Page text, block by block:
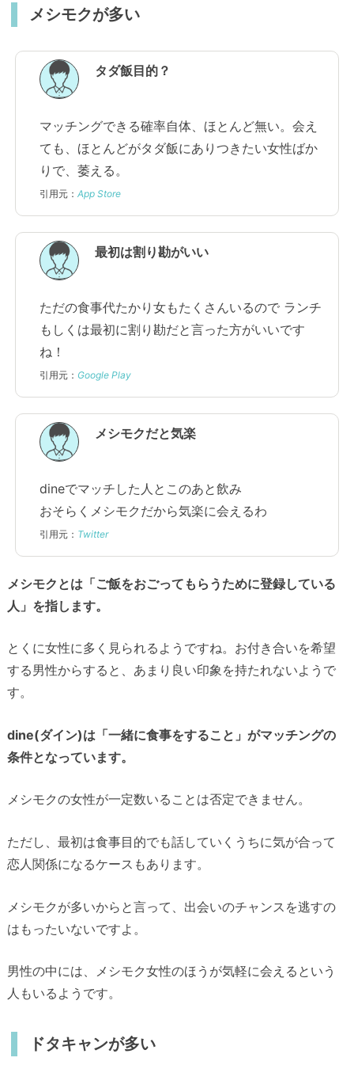
メシモクが多い
タダ飯目的？
マッチングできる確率自体、ほとんど無い。会え
ても、ほとんどがタダ飯にありつきたい女性ばか
りで、萎える。
引用元： App Store
最初は割り勘がいい
ただの食事代たかり女もたくさんいるので ランチ
もしくは最初に割り勘だと言った方がいいです
ね！
引用元： Google Play
メシモクだと気楽
dineでマッチした人とこのあと飲み
おそらくメシモクだから気楽に会えるわ
引用元： Twitter
メシモクとは「ご飯をおごってもらうために登録している
人」を指します。
とくに女性に多く見られるようですね。お付き合いを希望
する男性からすると、あまり良い印象を持たれないようで
す。
dine(ダイン)は「一緒に食事をすること」がマッチングの
条件となっています。
メシモクの女性が一定数いることは否定できません。
ただし、最初は食事目的でも話していくうちに気が合って
恋人関係になるケースもあります。
メシモクが多いからと言って、出会いのチャンスを逃すの
はもったいないですよ。
男性の中には、メシモク女性のほうが気軽に会えるという
人もいるようです。
ドタキャンが多い